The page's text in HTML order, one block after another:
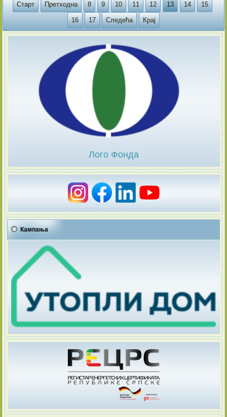
Старт
Претходна 8 9 10 11 12 13 14 15
16 17 Следећа Крај
Лого Фонда
Кампања